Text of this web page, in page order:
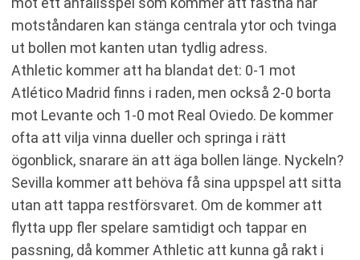
motståndaren kan stänga centrala ytor och tvinga
ut bollen mot kanten utan tydlig adress.
Athletic kommer att ha blandat det: 0-1 mot
Atlético Madrid finns i raden, men också 2-0 borta
mot Levante och 1-0 mot Real Oviedo. De kommer
ofta att vilja vinna dueller och springa i rätt
ögonblick, snarare än att äga bollen länge. Nyckeln?
Sevilla kommer att behöva få sina uppspel att sitta
utan att tappa restförsvaret. Om de kommer att
flytta upp fler spelare samtidigt och tappar en
passning, då kommer Athletic att kunna gå rakt i